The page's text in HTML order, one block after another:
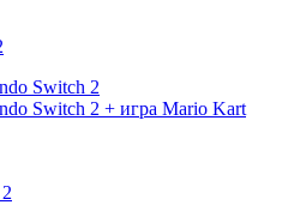
Switch 2
Switch 2 + игра Mario Kart